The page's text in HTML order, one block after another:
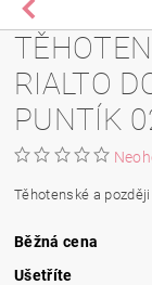
RIALTO
PUNTÍK
Těhotenské a
Běžná cena
Ušetříte